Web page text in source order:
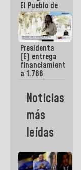
El Pueblo de
La Guaira
siempre
estará
acompañada
por el
Gobierno
Nacional
Presidenta
(E) entrega
financiamientos
a 1.766
comerciantes
emprendedores
afectados
por
terremotos
Noticias
más
leídas